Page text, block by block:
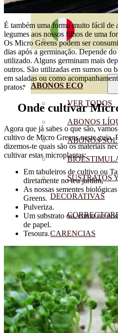
ABONOS ECO
VER TODOS
ABONOS
ABONOS
SUSTRATOS
DECORATIVAS
CARENCIAS
ENRAIZANTES
SUELO
ÁCIDOS
É também uma forma muito fácil de
legumes aos nossos filhos de uma
Os Micro Greens podem ser
dias após a germinação. Depende
utilizado. Alguns germinam mais
outros. São utilizadas em sumos ou
em saladas ou como
pratos.
Onde cultivar
Agora que já sabes o que são,
cultivo de Micro Greens neste guia.
dizemos-te quais são os materiais
cultivar estas microplantas:
Em tabuleiros de cultivo ou
diretamente no teu jardim,
As nossas sementes
Greens.
Pulveriza.
Um substrato ou, como no
de papel.
Tesoura.